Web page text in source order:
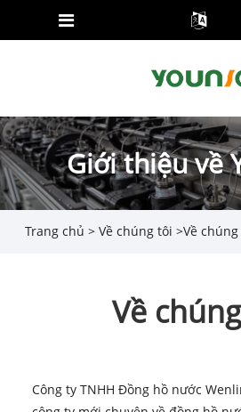
Giới thiệu về
Trang chủ > Về chúng tôi >Về
Về
Công ty TNHH Đồng hồ nước